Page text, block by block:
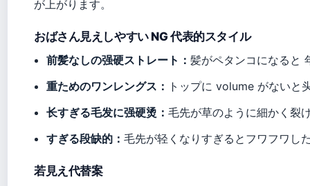
が上がります。
おばさん見えしやすい NG 代表的スタイル
前髪なしの强硬ストレート：髪がペタンコになると
重ためのワンレングス： トップに volume がないと
长すぎる毛发に强硬烫：毛先が草のように細かく裂
すぎる段缺的：毛先が轻くなりすぎるとフワフワし
若見え代替案